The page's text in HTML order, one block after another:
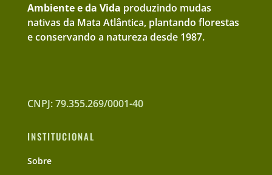
Ambiente e da Vida produzindo mudas
nativas da Mata Atlântica, plantando florestas
e conservando a natureza desde 1987.
CNPJ: 79.355.269/0001-40
INSTITUCIONAL
Sobre